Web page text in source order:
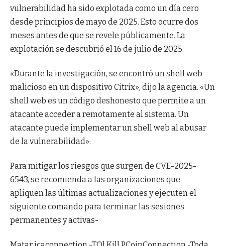
vulnerabilidad ha sido explotada como un día cero
desde principios de mayo de 2025. Esto ocurre dos
meses antes de que se revele públicamente. La
explotación se descubrió el 16 de julio de 2025.
«Durante la investigación, se encontró un shell web
malicioso en un dispositivo Citrix», dijo la agencia. «Un
shell web es un código deshonesto que permite a un
atacante acceder a remotamente al sistema. Un
atacante puede implementar un shell web al abusar
de la vulnerabilidad».
Para mitigar los riesgos que surgen de CVE-2025-
6543, se recomienda a las organizaciones que
apliquen las últimas actualizaciones y ejecuten el
siguiente comando para terminar las sesiones
permanentes y activas-